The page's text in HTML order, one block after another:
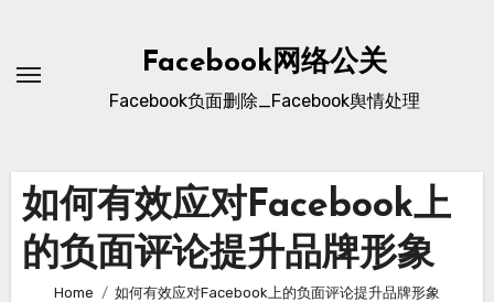
content
Facebook网络公关
Facebook负面删除_Facebook舆情处理
如何有效应对Facebook上
的负面评论提升品牌形象
Home 如何有效应对Facebook上的负面评论提升品牌形象